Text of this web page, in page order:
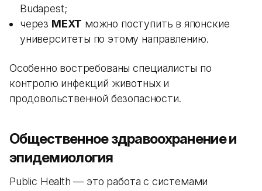
Budapest;
через MEXT можно поступить в японские
университеты по этому направлению.
Особенно востребованы специалисты по
контролю инфекций животных и
продовольственной безопасности.
Общественное здравоохранение и
эпидемиология
Public Health — это работа с системами